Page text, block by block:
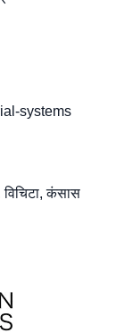
systems
कंसास